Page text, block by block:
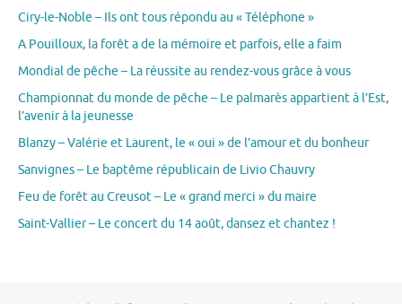
Ciry-le-Noble – Ils ont tous répondu au « Téléphone »
A Pouilloux, la forêt a de la mémoire et parfois, elle a faim
Mondial de pêche – La réussite au rendez-vous grâce à vous
Championnat du monde de pêche – Le palmarès appartient à l’Est,
l’avenir à la jeunesse
Blanzy – Valérie et Laurent, le « oui » de l’amour et du bonheur
Sanvignes – Le baptême républicain de Livio Chauvry
Feu de forêt au Creusot – Le « grand merci » du maire
Saint-Vallier – Le concert du 14 août, dansez et chantez !